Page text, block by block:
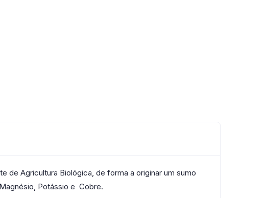
de Agricultura Biológica, de forma a originar um sumo
Potássio e Cobre.